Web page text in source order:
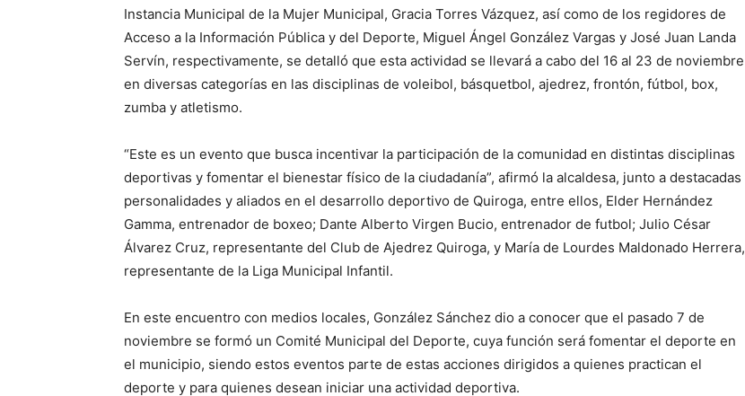
Instancia Municipal de la Mujer Municipal, Gracia Torres Vázquez, así como de los regidores de
Acceso a la Información Pública y del Deporte, Miguel Ángel González Vargas y José Juan Landa
Servín, respectivamente, se detalló que esta actividad se llevará a cabo del 16 al 23 de noviembre
en diversas categorías en las disciplinas de voleibol, básquetbol, ajedrez, frontón, fútbol, box,
zumba y atletismo.
“Este es un evento que busca incentivar la participación de la comunidad en distintas disciplinas
deportivas y fomentar el bienestar físico de la ciudadanía”, afirmó la alcaldesa, junto a destacadas
personalidades y aliados en el desarrollo deportivo de Quiroga, entre ellos, Elder Hernández
Gamma, entrenador de boxeo; Dante Alberto Virgen Bucio, entrenador de futbol; Julio César
Álvarez Cruz, representante del Club de Ajedrez Quiroga, y María de Lourdes Maldonado Herrera,
representante de la Liga Municipal Infantil.
En este encuentro con medios locales, González Sánchez dio a conocer que el pasado 7 de
noviembre se formó un Comité Municipal del Deporte, cuya función será fomentar el deporte en
el municipio, siendo estos eventos parte de estas acciones dirigidos a quienes practican el
deporte y para quienes desean iniciar una actividad deportiva.